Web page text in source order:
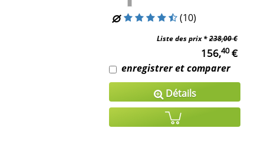
(10)
Liste des prix *238,00 €
156,40€
enregistrer et comparer
Détails